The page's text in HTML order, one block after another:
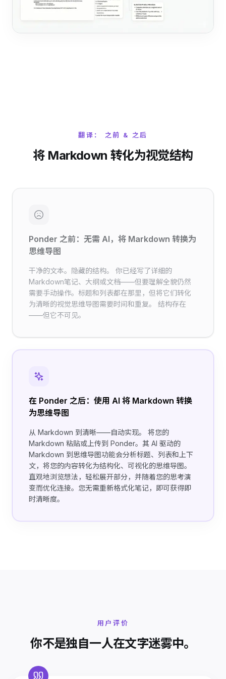
翻译： 之前 & 之后
将 Markdown 转化为视觉结构
Ponder 之前：无需 AI，将 Markdown 转换为
思维导图
干净的文本。隐藏的结构。 你已经写了详细的
Markdown笔记、大纲或文档——但要理解全貌仍然
需要手动操作。标题和列表都在那里，但将它们转化
为清晰的视觉思维导图需要时间和重复。 结构存在
——但它不可见。
在 Ponder 之后：使用 AI 将 Markdown 转换
为思维导图
从 Markdown 到清晰——自动实现。 将您的
Markdown 粘贴或上传到 Ponder。其 AI 驱动的
Markdown 到思维导图功能会分析标题、列表和上下
文，将您的内容转化为结构化、可视化的思维导图。
直观地浏览想法，轻松展开部分，并随着您的思考演
变而优化连接。您无需重新格式化笔记，即可获得即
时清晰度。
用户评价
你不是独自一人在文字迷雾中。